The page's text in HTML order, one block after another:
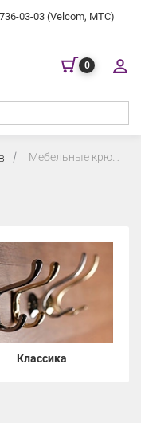
736-03-03 (Velcom, МТС)
0
Классика